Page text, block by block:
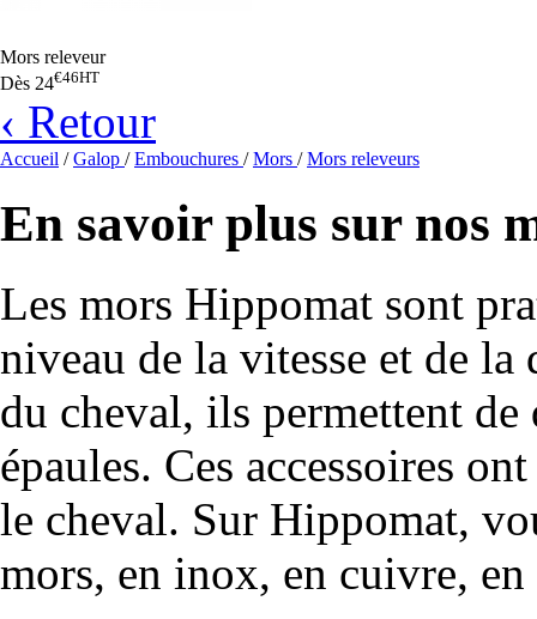
Mors releveur
Dès 24€46HT
‹ Retour
Accueil /Galop /Embouchures /Mors /Mors releveurs
En savoir plus sur nos
Les mors Hippomat sont
niveau de la vitesse et de
du cheval, ils permettent
épaules. Ces accessoires
le cheval. Sur Hippomat,
mors, en inox, en cuivre, en